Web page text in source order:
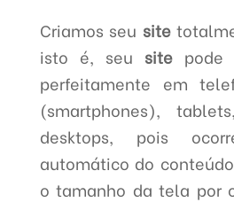
Criamos seu site
isto é, seu site pode
perfeitamente em
(smartphones),
desktops, pois
automático do
o tamanho da tela por